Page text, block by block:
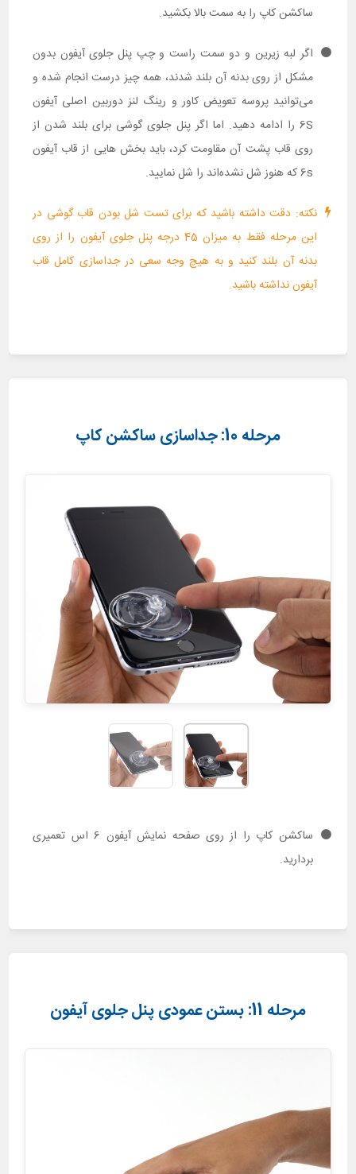
ساکشن کاپ را به سمت بالا بکشید.
اگر لبه زیرین و دو سمت راست و چپ پنل جلوی آیفون بدون
مشکل از روی بدنه آن بلند شدند، همه چیز درست انجام شده و
می‌توانید پروسه تعویض کاور و رینگ لنز دوربین اصلی آیفون
6S را ادامه دهید. اما اگر پنل جلوی گوشی برای بلند شدن از
روی قاب پشت آن مقاومت کرد، باید بخش هایی از قاب آیفون
6s که هنوز شل نشده‌اند را شل نمایید.
نکته: دقت داشته باشید که برای تست شل بودن قاب گوشی در
این مرحله فقط به میزان 45 درجه پنل جلوی آیفون را از روی
بدنه آن بلند کنید و به هیچ وجه سعی در جداسازی کامل قاب
آیفون نداشته باشید.
مرحله 10: جداسازی ساکشن کاپ
ساکشن کاپ را از روی صفحه نمایش آیفون 6 اس تعمیری
بردارید.
مرحله 11: بستن عمودی پنل جلوی آیفون